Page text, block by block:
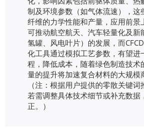
制及环境参数（如气体流速），这
纤维的力学性能和产量，应用前景
可推动航空航天、汽车轻量化及新
氢罐、风电叶片）的发展，而
化工具通过模拟工艺参数，有望进
程，降低成本，随着绿色制造技术
量的提升将加速复合材料的大规模
（注：根据用户提供的零散关键词
若需调整具体技术细节或补充数据
正。）